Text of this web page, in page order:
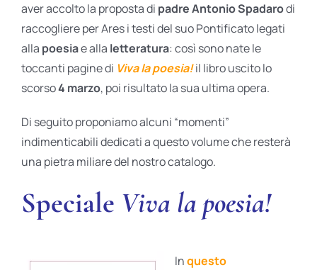
aver accolto la proposta di padre Antonio Spadarodi
raccogliere per Ares i testi del suo Pontificato legati
alla poesiae alla letteratura: così sono nate le
toccanti pagine di Viva la poesia!il libro uscito lo
scorso4 marzo, poi risultato la sua ultima opera.
Di seguito proponiamo alcuni “momenti”
indimenticabili dedicati a questo volume che resterà
una pietra miliare del nostro catalogo.
Speciale Viva la poesia!
Inquesto